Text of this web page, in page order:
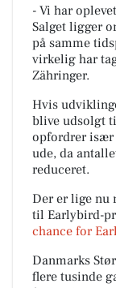
- Vi har
Salget ligger
på samme
virkelig har
Zähringer.
Hvis
blive udsolgt
opfordrer især
ude, da
reduceret.
Der er lige
til Earlybird-
chance for
Danmarks
flere tusinde